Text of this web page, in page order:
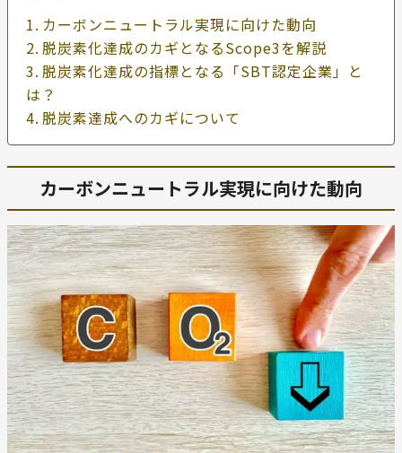
カーボンニュートラル実現に向けた動向
脱炭素化達成のカギとなるScope3を解説
脱炭素化達成の指標となる「SBT認定企業」と
は？
脱炭素達成へのカギについて
カーボンニュートラル実現に向けた動向